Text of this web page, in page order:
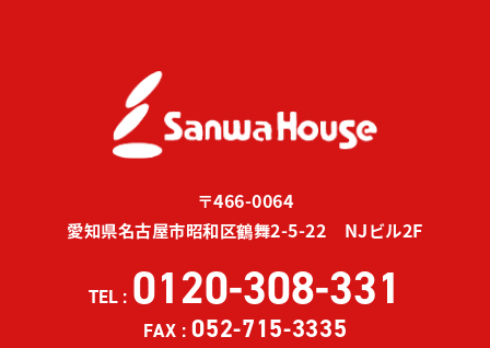
〒466-0064
愛知県名古屋市昭和区鶴舞2-5-22 NJビル2F
TEL : 0120-308-331
FAX : 052-715-3335